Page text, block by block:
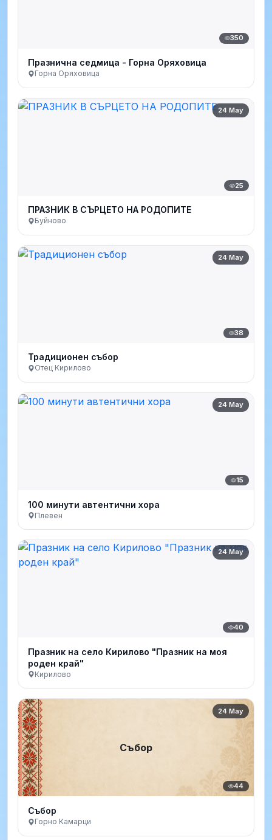
350
Празнична седмица - Горна Оряховица
Горна Оряховица
24 May
25
ПРАЗНИК В СЪРЦЕТО НА РОДОПИТЕ
Буйново
24 May
38
Традиционен събор
Отец Кирилово
24 May
15
100 минути автентични хора
Плевен
24 May
40
Празник на село Кирилово "Празник на моя
роден край"
Кирилово
Събор
24 May
44
Събор
Горно Камарци